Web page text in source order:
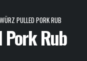
Rub
PULLED PORK RUB